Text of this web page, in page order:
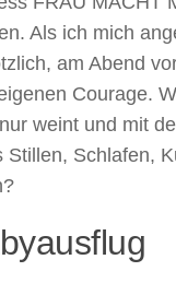
Als ich mich
am Abend
Courage.
weint und mit
Schlafen,